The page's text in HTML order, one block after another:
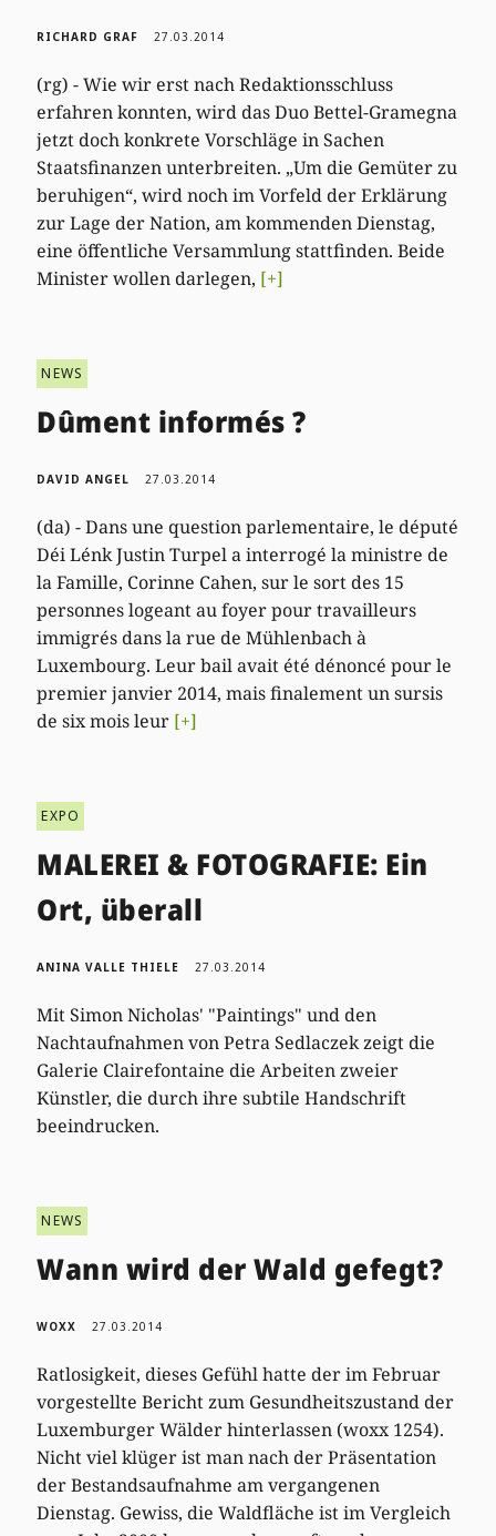
RICHARD GRAF 27.03.2014
(rg) - Wie wir erst nach Redaktionsschluss
erfahren konnten, wird das Duo Bettel-Gramegna
jetzt doch konkrete Vorschläge in Sachen
Staatsfinanzen unterbreiten. „Um die Gemüter zu
beruhigen“, wird noch im Vorfeld der Erklärung
zur Lage der Nation, am kommenden Dienstag,
eine öffentliche Versammlung stattfinden. Beide
Minister wollen darlegen, [+]
NEWS
Dûment informés ?
DAVID ANGEL 27.03.2014
(da) - Dans une question parlementaire, le député
Déi Lénk Justin Turpel a interrogé la ministre de
la Famille, Corinne Cahen, sur le sort des 15
personnes logeant au foyer pour travailleurs
immigrés dans la rue de Mühlenbach à
Luxembourg. Leur bail avait été dénoncé pour le
premier janvier 2014, mais finalement un sursis
de six mois leur [+]
EXPO
MALEREI & FOTOGRAFIE: Ein
Ort, überall
ANINA VALLE THIELE 27.03.2014
Mit Simon Nicholas' "Paintings" und den
Nachtaufnahmen von Petra Sedlaczek zeigt die
Galerie Clairefontaine die Arbeiten zweier
Künstler, die durch ihre subtile Handschrift
beeindrucken.
NEWS
Wann wird der Wald gefegt?
WOXX 27.03.2014
Ratlosigkeit, dieses Gefühl hatte der im Februar
vorgestellte Bericht zum Gesundheitszustand der
Luxemburger Wälder hinterlassen (woxx 1254).
Nicht viel klüger ist man nach der Präsentation
der Bestandsaufnahme am vergangenen
Dienstag. Gewiss, die Waldfläche ist im Vergleich